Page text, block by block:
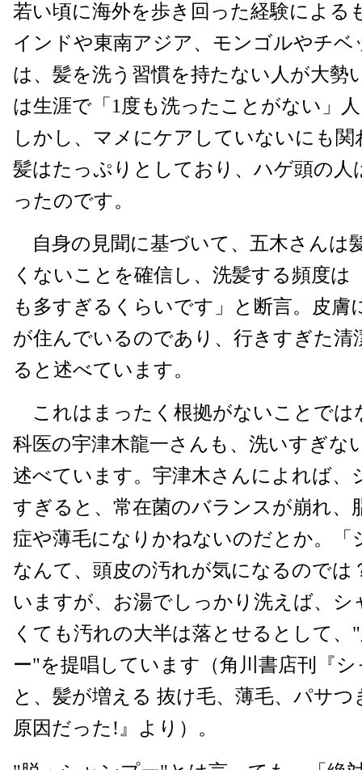
若い頃に海外を歩き回った経験による
インドや東南アジア、モンゴルやチベ
は、髪を洗う習慣を持たない人が大勢
は生涯で「1度も洗ったことがない」
しかし、マメにケアしていないにも
髪はたっぷりとしており、ハゲ頭の人
ったのです。
自身の見聞に基づいて、五木さんは
くないことを確信し、洗髪する頻度は
も多すぎるくらいです」と断言。皮膚
が住んでいるのであり、行きすぎた清
ると述べています。
これはまったく根拠がないことでは
科医の宇津木龍一さんも、洗いすぎな
述べています。宇津木さんによれば、
すぎると、常在菌のバランスが崩れ、
症や薄毛になりかねないのだとか。「
なんて、頭皮の汚れが気になるのでは
いますが、お湯でしっかり洗えば、シ
くても汚れの大半は落とせるとして、
ー"を提唱しています（角川書店刊『
と、髪が増える 抜け毛、薄毛、パサ
原因だった!』より）。